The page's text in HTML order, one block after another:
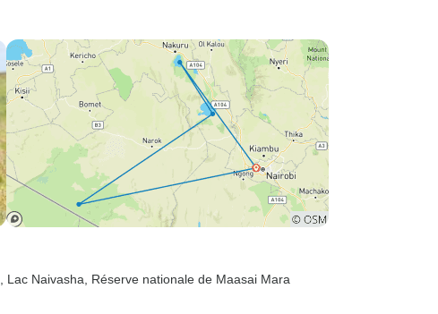
, Lac Naivasha , Réserve nationale de Maasai Mara